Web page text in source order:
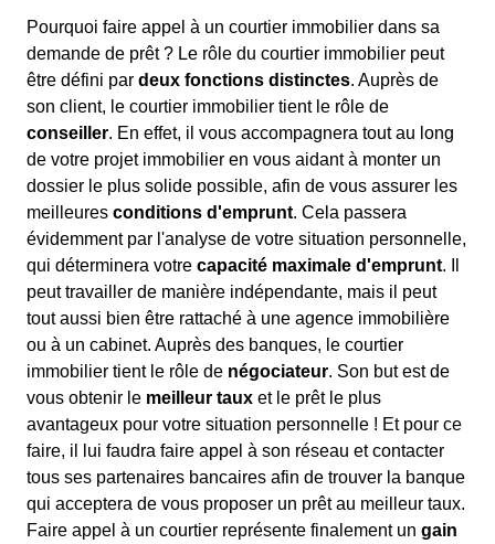
Pourquoi faire appel à un courtier immobilier dans sa
demande de prêt ? Le rôle du courtier immobilier peut
être défini par deux fonctions distinctes. Auprès de
son client, le courtier immobilier tient le rôle de
conseiller. En effet, il vous accompagnera tout au long
de votre projet immobilier en vous aidant à monter un
dossier le plus solide possible, afin de vous assurer les
meilleures conditions d'emprunt. Cela passera
évidemment par l'analyse de votre situation personnelle,
qui déterminera votre capacité maximale d'emprunt. Il
peut travailler de manière indépendante, mais il peut
tout aussi bien être rattaché à une agence immobilière
ou à un cabinet. Auprès des banques, le courtier
immobilier tient le rôle de négociateur. Son but est de
vous obtenir le meilleur taux et le prêt le plus
avantageux pour votre situation personnelle ! Et pour ce
faire, il lui faudra faire appel à son réseau et contacter
tous ses partenaires bancaires afin de trouver la banque
qui acceptera de vous proposer un prêt au meilleur taux.
Faire appel à un courtier représente finalement un gain